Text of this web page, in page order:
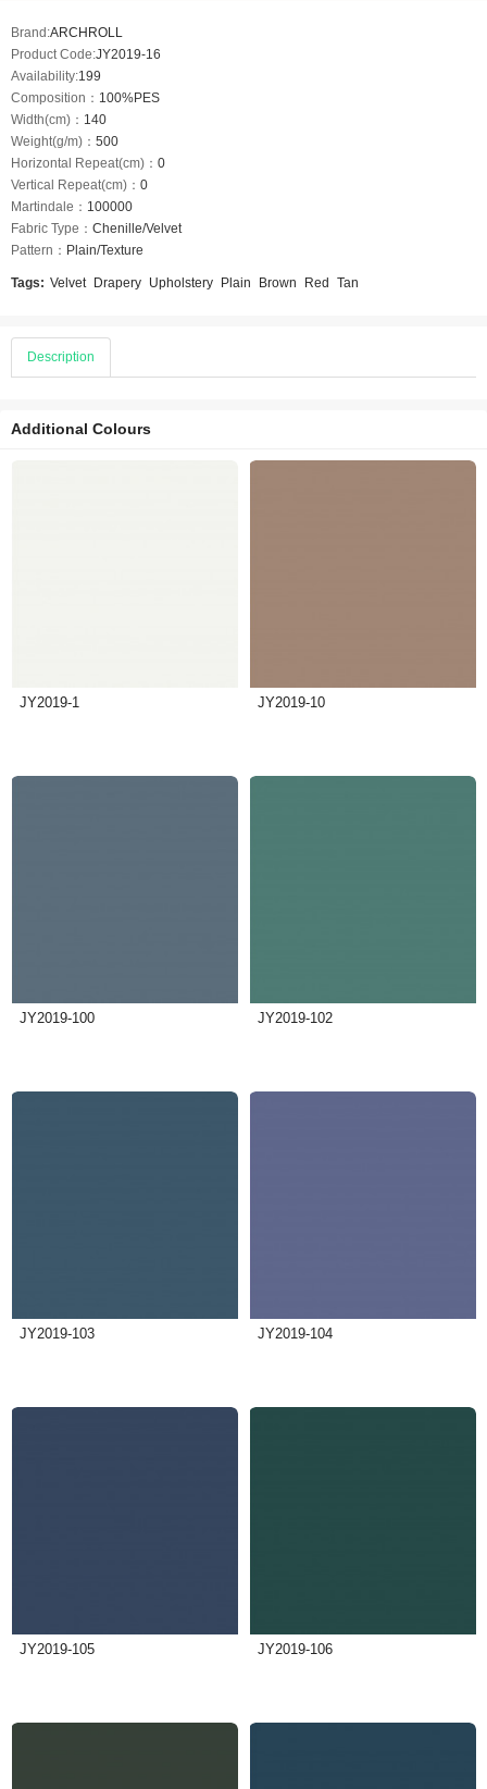
Brand:ARCHROLL
Product Code:JY2019-16
Availability:199
Composition： 100%PES
Width(cm)： 140
Weight(g/m)： 500
Horizontal Repeat(cm)： 0
Vertical Repeat(cm)： 0
Martindale： 100000
Fabric Type： Chenille/Velvet
Pattern： Plain/Texture
Tags: Velvet Drapery Upholstery Plain Brown Red Tan
Description
Additional Colours
JY2019-1 JY2019-10
JY2019-100 JY2019-102
JY2019-103 JY2019-104
JY2019-105 JY2019-106